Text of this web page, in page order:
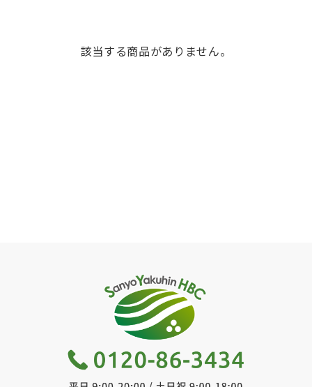
該当する商品がありません。